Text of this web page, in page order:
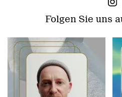
Folgen Sie uns